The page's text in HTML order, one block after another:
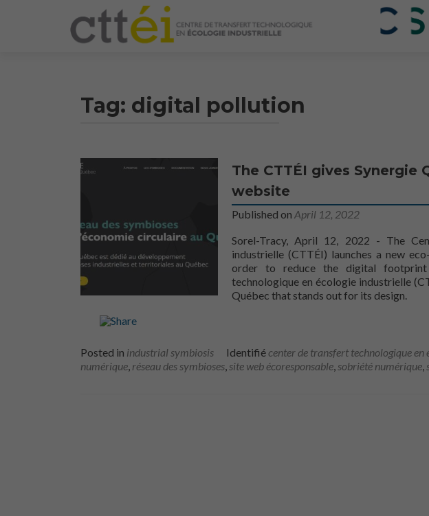
Tag: digital pollution
The CTTÉI gives Synergie
website
Published on April 12, 2022
Sorel-Tracy, April 12, 2022 - The
industrielle (CTTÉI) launches a new
order to reduce the digital
technologique en écologie industrielle
Québec that stands out for its eco-friendly
design.
Posted in industrial symbiosis Identifiécenter de transfert technologique en
numérique, réseau des symbioses,site web écoresponsable,sobriété numérique,